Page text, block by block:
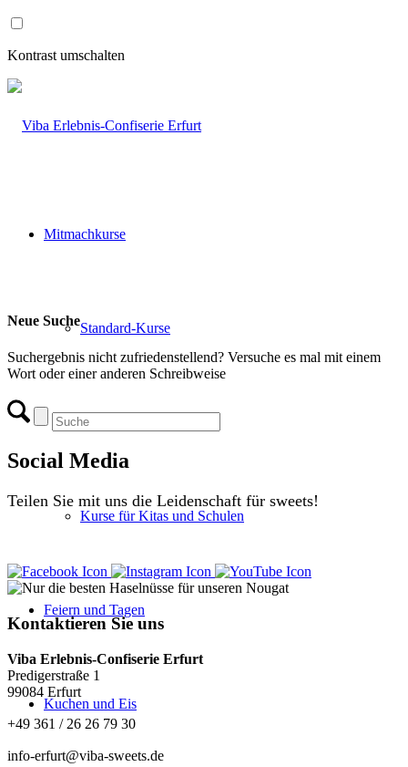
Zum
wechseln
Kontrast umschalten
Mitmachkurse
Standard-Kurse
Special-Kurse
Kurse für Kitas und Schulen
Feiern und Tagen
Kuchen und Eis
Neue Suche
Suchergebnis nicht zufriedenstellend? Versuche es mal mit einem
Wort oder einer anderen Schreibweise
Social Media
Teilen Sie mit uns die Leidenschaft für sweets!
Kontaktieren Sie uns
Viba Erlebnis-Confiserie Erfurt
Predigerstraße 1
99084 Erfurt
+49 361 / 26 26 79 30
info-erfurt@viba-sweets.de